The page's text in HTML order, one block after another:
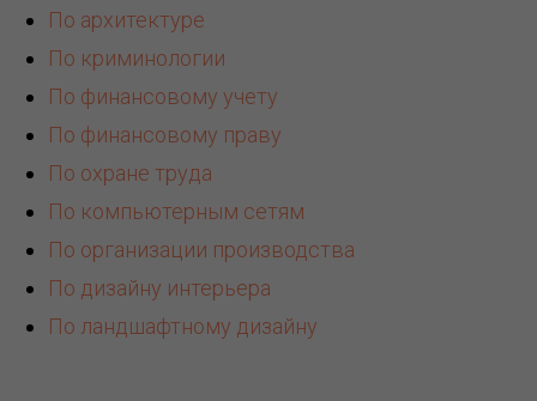
По архитектуре
По криминологии
По финансовому учету
По финансовому праву
По охране труда
По компьютерным сетям
По организации производства
По дизайну интерьера
По ландшафтному дизайну